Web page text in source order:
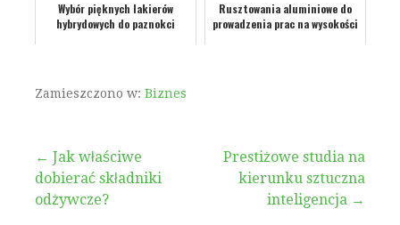
Wybór pięknych lakierów
hybrydowych do paznokci
Rusztowania aluminiowe do
prowadzenia prac na wysokości
Zamieszczono w: Biznes
Nawigacja
wpisu
← Jak właściwe
dobierać składniki
odżywcze?
Prestiżowe studia na
kierunku sztuczna
inteligencja →